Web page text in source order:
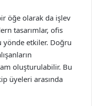
öğe olarak da işlev
tasarımlar, ofis
yönde etkiler. Doğru
oluşturulabilir. Bu
üyeleri arasında